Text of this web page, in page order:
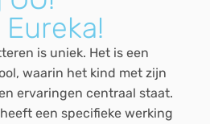
is uniek. Het is een
waarin het kind met zijn
ervaringen centraal staat.
een specifieke werking